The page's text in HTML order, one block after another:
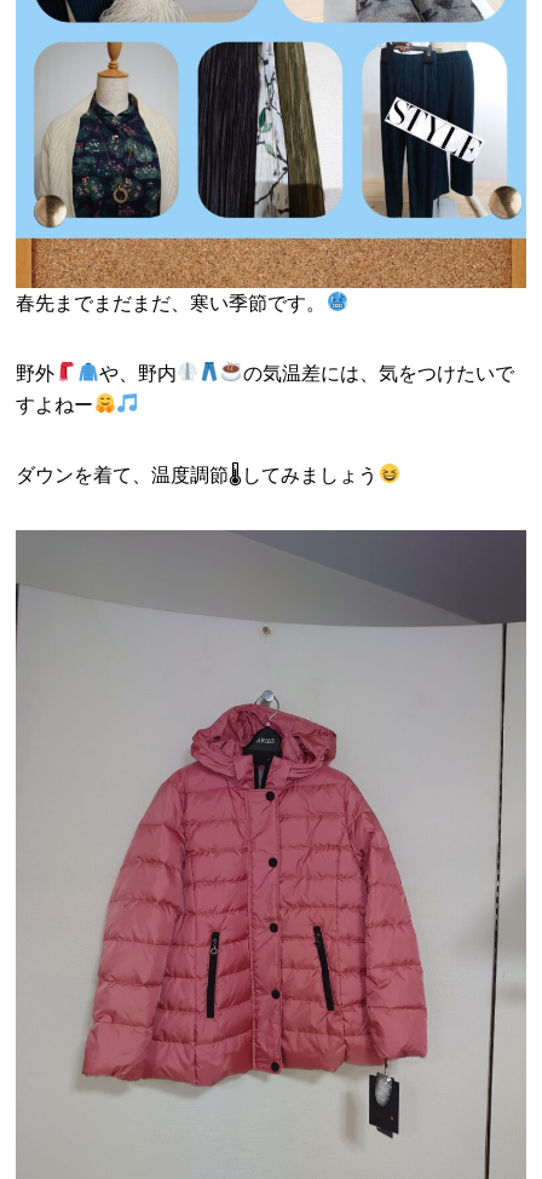
春先までまだまだ、寒い季節です。
野外 や、野内
の気温差には、気をつけたいで
すよねー
ダウンを着て、温度調節🌡してみましょう